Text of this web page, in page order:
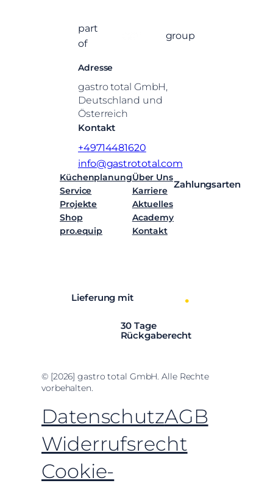
part
of
group
Adresse
gastro total GmbH,
Deutschland und
Österreich
Kontakt
+49714481620
info@gastrototal.com
Küchenplanung
Service
Projekte
Shop
pro.equip
Über Uns
Karriere
Aktuelles
Academy
Kontakt
Zahlungsarten
Lieferung mit
30 Tage
Rückgaberecht
© [2026] gastro total GmbH. Alle Rechte
vorbehalten.
DatenschutzAGB
Widerrufsrecht
Cookie-